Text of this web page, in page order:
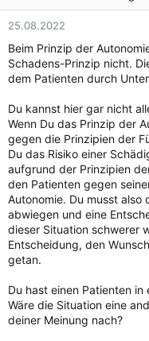
25.08.2022
Beim Prinzip der
Schadens-Prinzip nicht.
dem Patienten durch
Du kannst hier gar nicht
Wenn Du das Prinzip der
gegen die Prinzipien der
Du das Risiko einer
aufgrund der Prinzipien
den Patienten gegen
Autonomie. Du musst also
abwiegen und eine
dieser Situation schwerer
Entscheidung, den
getan.
Du hast einen Patienten
Wäre die Situation eine
deiner Meinung nach?